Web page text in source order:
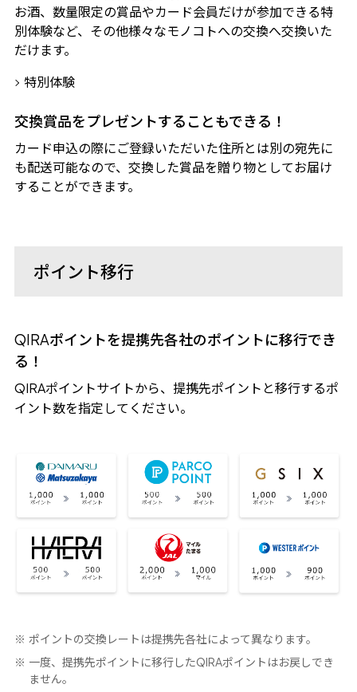
お酒、数量限定の賞品やカード会員だけが参加できる特
別体験など、その他様々なモノコトへの交換へ交換いた
だけます。
特別体験
交換賞品をプレゼントすることもできる！
カード申込の際にご登録いただいた住所とは別の宛先に
も配送可能なので、交換した賞品を贈り物としてお届け
することができます。
ポイント移行
QIRAポイントを提携先各社のポイントに移行でき
る！
QIRAポイントサイトから、提携先ポイントと移行するポ
イント数を指定してください。
ポイントの交換レートは提携先各社によって異なります。
一度、提携先ポイントに移行したQIRAポイントはお戻しでき
ません。